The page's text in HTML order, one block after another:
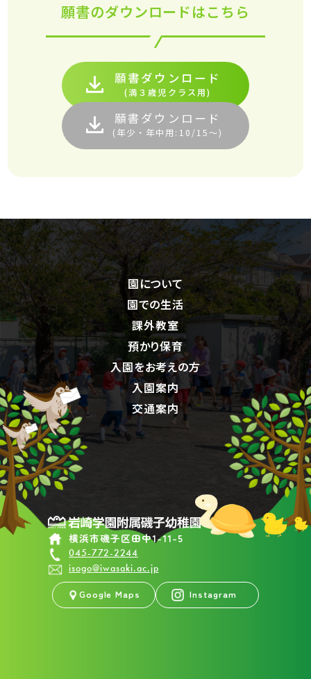
願書のダウンロードはこちら
願書ダウンロード
(満３歳児クラス用)
願書ダウンロード
(年少・年中用:10/15～)
園について
園での生活
課外教室
預かり保育
入園をお考えの方
入園案内
交通案内
横浜市磯子区田中1-11-5
045-772-2244
isogo@iwasaki.ac.jp
Google Maps Instagram